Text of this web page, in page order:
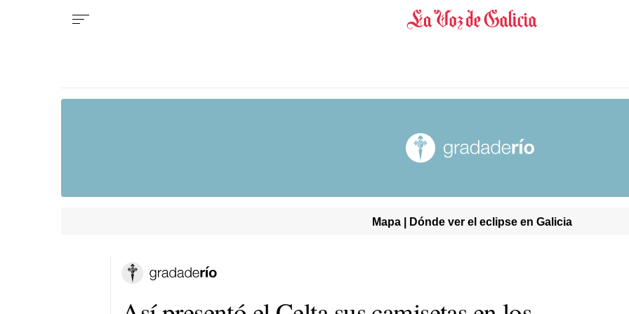
Mapa | Dónde ver el eclipse en Galicia